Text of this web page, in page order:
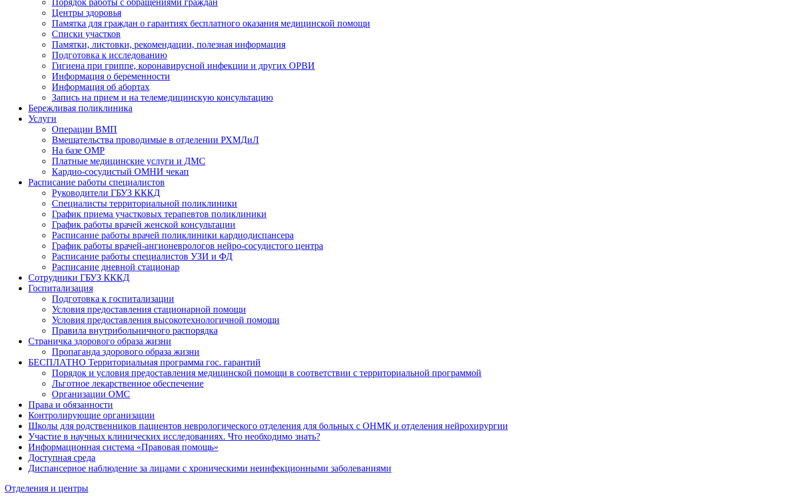
Порядок работы с обращениями граждан
Центры здоровья
Памятка для граждан о гарантиях бесплатного оказания медицинской помощи
Cписки участков
Памятки, листовки, рекомендации, полезная информация
Подготовка к исследованию
Гигиена при гриппе, коронавирусной инфекции и других ОРВИ
Информация о беременности
Информация об абортах
Запись на прием и на телемедицинскую консультацию
Бережливая поликлиника
Услуги
Операции ВМП
Вмешательства проводимые в отделении РХМДиЛ
На базе ОМР
Платные медицинские услуги и ДМС
Кардио-сосудистый ОМНИ чекап
Расписание работы специалистов
Руководители ГБУЗ КККД
Специалисты территориальной поликлиники
График приема участковых терапевтов поликлиники
График работы врачей женской консультации
Расписание работы врачей поликлиники кардиодиспансера
График работы врачей-ангионеврологов нейро-сосудистого центра
Расписание работы специалистов УЗИ и ФД
Расписание дневной стационар
Сотрудники ГБУЗ КККД
Госпитализация
Подготовка к госпитализации
Условия предоставления стационарной помощи
Условия предоставления высокотехнологичной помощи
Правила внутрибольничного распорядка
Страничка здорового образа жизни
Пропаганда здорового образа жизни
БЕСПЛАТНО Территориальная программа гос. гарантий
Порядок и условия предоставления медицинской помощи в соответствии с территориальной программой
Льготное лекарственное обеспечение
Организации ОМС
Права и обязанности
Контролирующие организации
Школы для родственников пациентов неврологического отделения для больных с ОНМК и отделения нейрохирургии
Участие в научных клинических исследованиях. Что необходимо знать?
Информационная система «Правовая помощь»
Доступная среда
Диспансерное наблюдение за лицами с хроническими неинфекционными заболеваниями
Отделения и центры